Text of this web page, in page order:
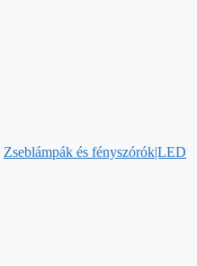
Zseblámpák és fényszórók|LED